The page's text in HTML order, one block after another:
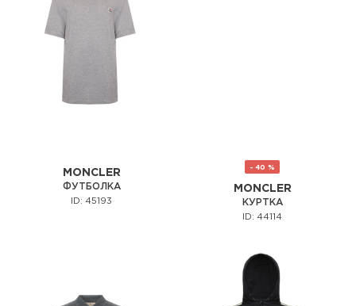
MONCLER
ФУТБОЛКА
ID: 45193
- 40 %
MONCLER
КУРТКА
ID: 44114